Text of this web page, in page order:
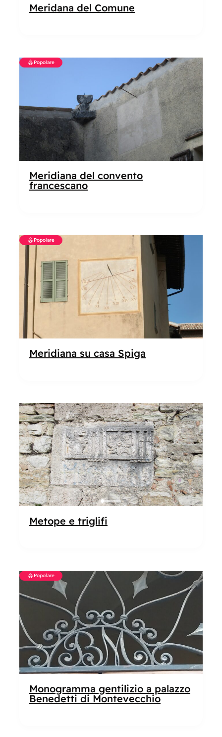
Meridana del Comune
Popolare
Meridiana del convento
francescano
Popolare
Meridiana su casa Spiga
Popolare
Metope e triglifi
Popolare
Monogramma gentilizio a palazzo
Benedetti di Montevecchio